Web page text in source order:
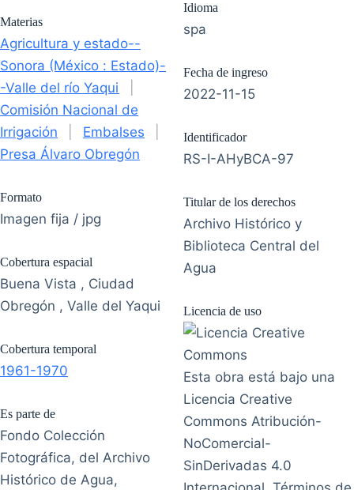
Materias
Agricultura y estado--
Sonora (México : Estado)-
-Valle del río Yaqui
Comisión Nacional de
Irrigación
Embalses
Presa Álvaro Obregón
Formato
Imagen fija / jpg
Cobertura espacial
Buena Vista , Ciudad
Obregón , Valle del Yaqui
Cobertura temporal
1961-1970
Es parte de
Fondo Colección
Fotográfica, del Archivo
Histórico de Agua,
Idioma
spa
Fecha de ingreso
2022-11-15
Identificador
RS-I-AHyBCA-97
Titular de los derechos
Archivo Histórico y
Biblioteca Central del
Agua
Licencia de uso
Esta obra está bajo una
Licencia Creative
Commons Atribución-
NoComercial-
SinDerivadas 4.0